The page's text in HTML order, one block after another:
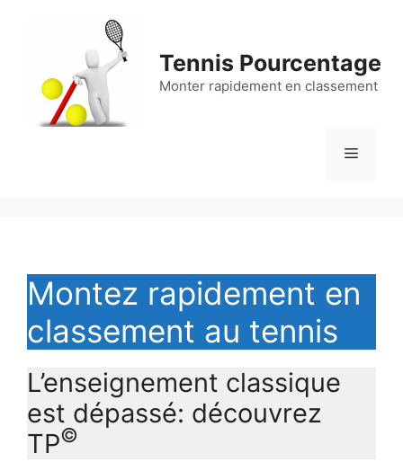
Tennis Pourcentage
Monter rapidement en classement
Menu
Montez rapidement en
classement au tennis
L’enseignement classique
est dépassé: découvrez
TP©